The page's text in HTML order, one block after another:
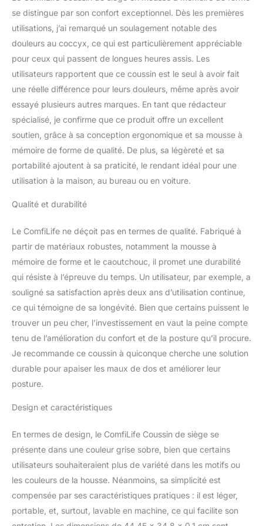
nettoyage facile. Le
coussin ComfiLife pour
coussin de siège en
mousse à mémoire de
forme sur le marché
fabriqué en mousse à
mémoire de forme
durable de qualité
supérieure avec couche
de gel rafraîchissant sur
le dessus pour un
confort supérieur, il ne
s'aplatira pas au fil du
temps comme les autres
ergonomique offre un
maximum de soutien et
de confort tout en
réduisant la pression sur
le coccyx et favorise une
posture saine Soulage
les douleurs lombaires et
la sciatique. Idéal pour le
bureau, la conduite et les
voyages : prend en
charge la récupération
des problèmes de bas du
vertébrale. Idéal pour le
bureau, la maison, les
voyages, les sièges de
voiture ou les fauteuils
roulants. Housse en
velours zippée lavable en
machine pour un
nettoyage facile et
se distingue par son confort exceptionnel. Dès les premières
utilisations, j’ai remarqué un soulagement notable des
douleurs au coccyx, ce qui est particulièrement appréciable
pour ceux qui passent de longues heures assis. Les
utilisateurs rapportent que ce coussin est le seul à avoir fait
une réelle différence pour leurs douleurs, même après avoir
essayé plusieurs autres marques. En tant que rédacteur
spécialisé, je confirme que ce produit offre un excellent
soutien, grâce à sa conception ergonomique et sa mousse à
mémoire de forme de qualité. De plus, sa légèreté et sa
portabilité ajoutent à sa praticité, le rendant idéal pour une
utilisation à la maison, au bureau ou en voiture.
Qualité et durabilité
Le ComfiLife ne déçoit pas en termes de qualité. Fabriqué à
partir de matériaux robustes, notamment la mousse à
mémoire de forme et le caoutchouc, il promet une durabilité
qui résiste à l’épreuve du temps. Un utilisateur, par exemple, a
souligné sa satisfaction après deux ans d’utilisation continue,
ce qui témoigne de sa longévité. Bien que certains puissent le
trouver un peu cher, l’investissement en vaut la peine compte
tenu de l’amélioration du confort et de la posture qu’il procure.
Je recommande ce coussin à quiconque cherche une solution
durable pour apaiser les maux de dos et améliorer leur
posture.
Design et caractéristiques
En termes de design, le ComfiLife Coussin de siège se
présente dans une couleur grise sobre, bien que certains
utilisateurs souhaiteraient plus de variété dans les motifs ou
les couleurs de la housse. Néanmoins, sa simplicité est
compensée par ses caractéristiques pratiques : il est léger,
portable, et, surtout, lavable en machine, ce qui facilite son